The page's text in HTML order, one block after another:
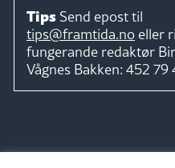
Tips Send epost til
tips@framtida.no eller
fungerande redaktør
Vågnes Bakken: 452 79